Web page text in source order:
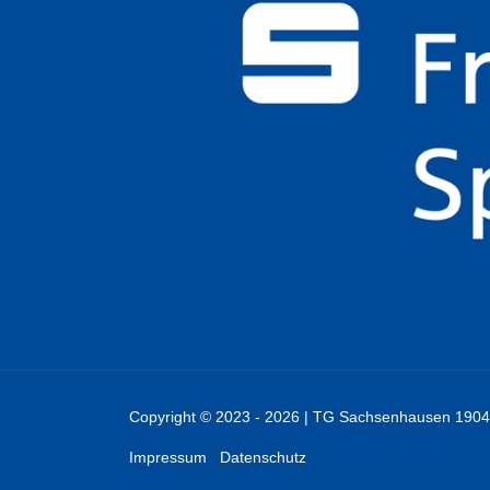
Copyright © 2023 - 2026 | TG Sachsenhausen
Impressum Datenschutz